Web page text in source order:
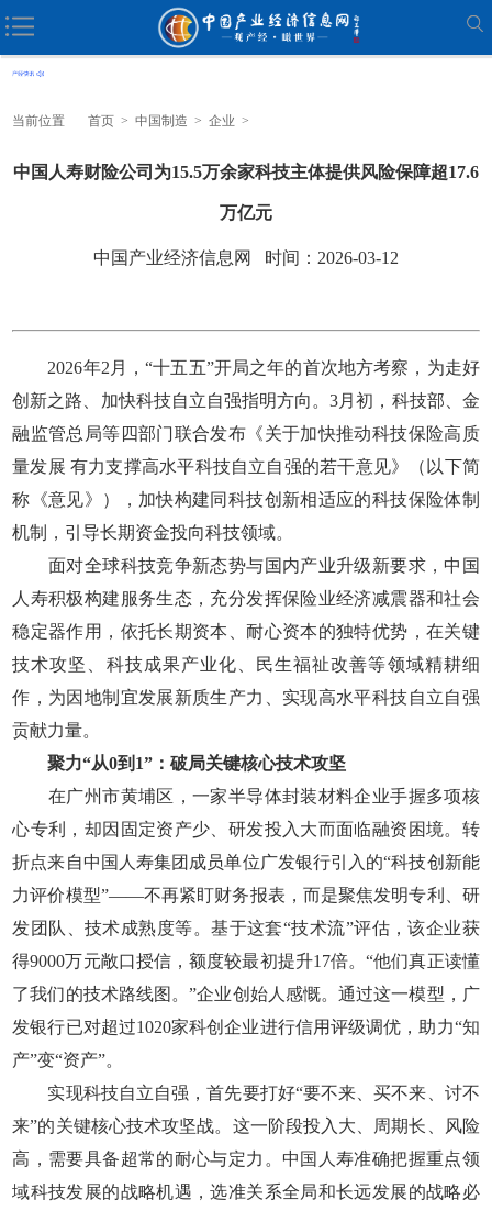
当前位置 首页 > 中国制造 > 企业 >
中国人寿财险公司为15.5万余家科技主体提供风险保障超17.6
万亿元
中国产业经济信息网 时间：2026-03-12
2026年2月，“十五五”开局之年的首次地方考察，为走好
创新之路、加快科技自立自强指明方向。3月初，科技部、金
融监管总局等四部门联合发布《关于加快推动科技保险高质
量发展 有力支撑高水平科技自立自强的若干意见》（以下简
称《意见》），加快构建同科技创新相适应的科技保险体制
机制，引导长期资金投向科技领域。
面对全球科技竞争新态势与国内产业升级新要求，中国
人寿积极构建服务生态，充分发挥保险业经济减震器和社会
稳定器作用，依托长期资本、耐心资本的独特优势，在关键
技术攻坚、科技成果产业化、民生福祉改善等领域精耕细
作，为因地制宜发展新质生产力、实现高水平科技自立自强
贡献力量。
聚力“从0到1”：破局关键核心技术攻坚
在广州市黄埔区，一家半导体封装材料企业手握多项核
心专利，却因固定资产少、研发投入大而面临融资困境。转
折点来自中国人寿集团成员单位广发银行引入的“科技创新能
力评价模型”——不再紧盯财务报表，而是聚焦发明专利、研
发团队、技术成熟度等。基于这套“技术流”评估，该企业获
得9000万元敞口授信，额度较最初提升17倍。“他们真正读懂
了我们的技术路线图。”企业创始人感慨。通过这一模型，广
发银行已对超过1020家科创企业进行信用评级调优，助力“知
产”变“资产”。
实现科技自立自强，首先要打好“要不来、买不来、讨不
来”的关键核心技术攻坚战。这一阶段投入大、周期长、风险
高，需要具备超常的耐心与定力。中国人寿准确把握重点领
域科技发展的战略机遇，选准关系全局和长远发展的战略必